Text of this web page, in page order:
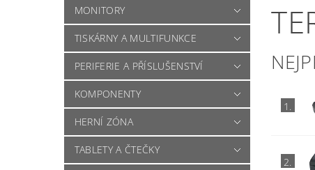
MONITORY
TISKÁRNY A MULTIFUNKCE
PERIFERIE A PŘÍSLUŠENSTVÍ
KOMPONENTY
HERNÍ ZÓNA
TABLETY A ČTEČKY
1.
2.